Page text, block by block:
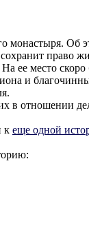
монастыря. Об
право
ее место скоро
и
в отношении
к еще одной